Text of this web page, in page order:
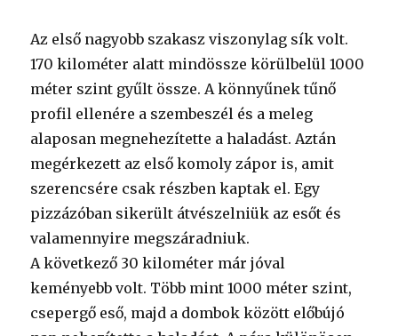
Az első nagyobb szakasz viszonylag sík volt.
170 kilométer alatt mindössze körülbelül 1000
méter szint gyűlt össze. A könnyűnek tűnő
profil ellenére a szembeszél és a meleg
alaposan megnehezítette a haladást. Aztán
megérkezett az első komoly zápor is, amit
szerencsére csak részben kaptak el. Egy
pizzázóban sikerült átvészelniük az esőt és
valamennyire megszáradniuk.
A következő 30 kilométer már jóval
keményebb volt. Több mint 1000 méter szint,
csepergő eső, majd a dombok között előbújó